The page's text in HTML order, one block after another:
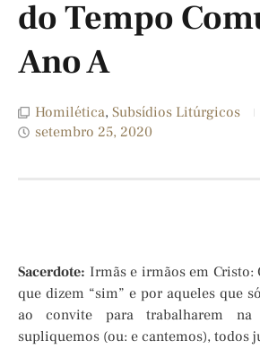
do Tempo
Ano A
Homilética, Subsídios Litúrgicos
setembro 25, 2020
Sacerdote: Irmãs e irmãos em Cristo:
que dizem “sim” e por aqueles que
ao convite para trabalharem
supliquemos (ou: e cantemos), todos